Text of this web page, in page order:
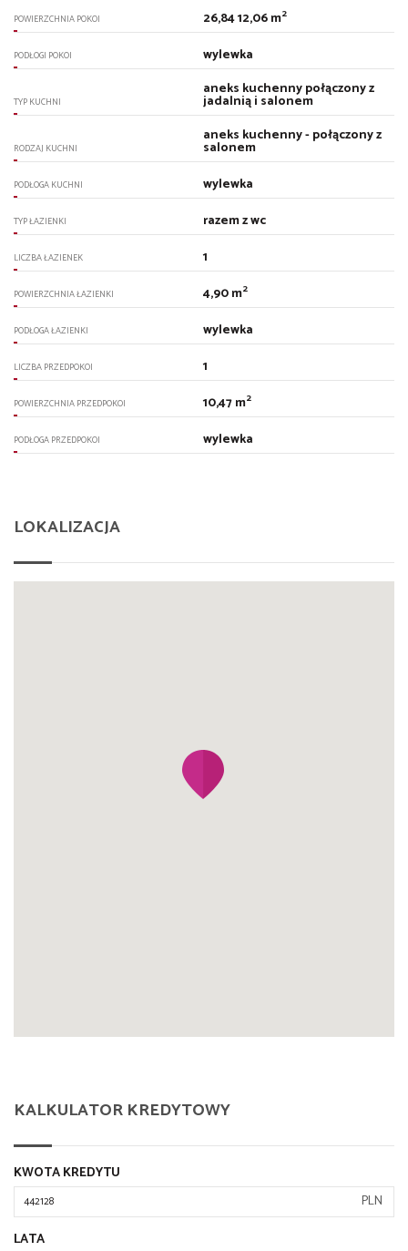
POWIERZCHNIA POKOI 26,84 12,06 m2
PODŁOGI POKOI wylewka
TYP KUCHNI
aneks kuchenny połączony z
jadalnią i salonem
RODZAJ KUCHNI
aneks kuchenny - połączony z
salonem
PODŁOGA KUCHNI wylewka
TYP ŁAZIENKI razem z wc
LICZBA ŁAZIENEK 1
POWIERZCHNIA ŁAZIENKI 4,90 m2
PODŁOGA ŁAZIENKI wylewka
LICZBA PRZEDPOKOI 1
POWIERZCHNIA PRZEDPOKOI 10,47 m2
PODŁOGA PRZEDPOKOI wylewka
LOKALIZACJA
KALKULATOR KREDYTOWY
KWOTA KREDYTU
PLN
LATA